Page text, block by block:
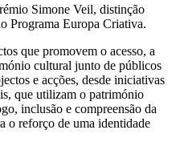
Simone Veil, distinção
Programa Europa Criativa.
que promovem o acesso, a
cultural junto de públicos
e acções, desde iniciativas
que utilizam o património
inclusão e compreensão da
o reforço de uma identidade